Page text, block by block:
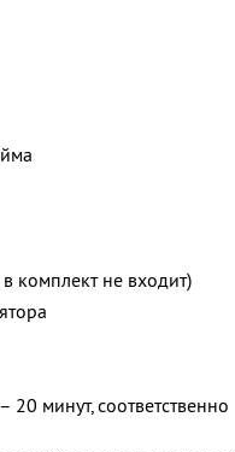
комплект не входит)
минут, соответственно